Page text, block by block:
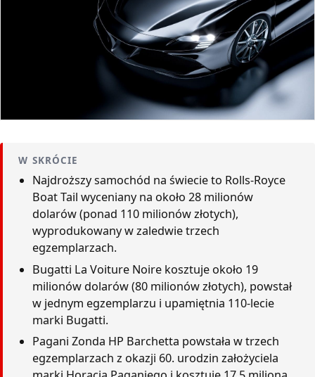
W SKRÓCIE
Najdroższy samochód na świecie to Rolls-Royce
Boat Tail wyceniany na około 28 milionów
dolarów (ponad 110 milionów złotych),
wyprodukowany w zaledwie trzech
egzemplarzach.
Bugatti La Voiture Noire kosztuje około 19
milionów dolarów (80 milionów złotych), powstał
w jednym egzemplarzu i upamiętnia 110-lecie
marki Bugatti.
Pagani Zonda HP Barchetta powstała w trzech
egzemplarzach z okazji 60. urodzin założyciela